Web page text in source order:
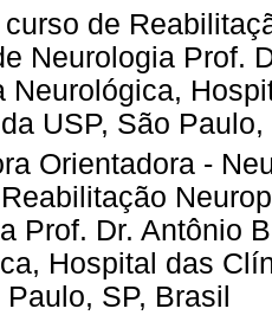
de
Neurologia Prof.
Neurológica,
USP, São Paulo,
Orientadora -
Prof. Dr. Antônio
Hospital das
SP, Brasil